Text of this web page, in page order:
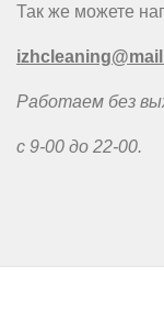
Так же можете
Работаем без
с 9-00 до 22-00.